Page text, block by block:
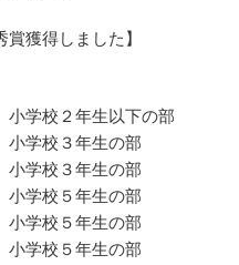
賞獲得しました】
年生以下の部
３年生の部
３年生の部
５年生の部
５年生の部
５年生の部